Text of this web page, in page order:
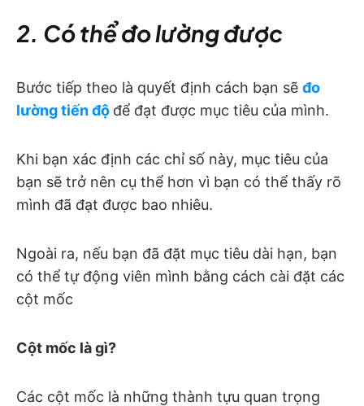
2. Có thể đo lường được
Bước tiếp theo là quyết định cách bạn sẽ đo
lường tiến độ để đạt được mục tiêu của mình.
Khi bạn xác định các chỉ số này, mục tiêu của
bạn sẽ trở nên cụ thể hơn vì bạn có thể thấy rõ
mình đã đạt được bao nhiêu.
Ngoài ra, nếu bạn đã đặt mục tiêu dài hạn, bạn
có thể tự động viên mình bằng cách cài đặt các
cột mốc
Cột mốc là gì?
Các cột mốc là những thành tựu quan trọng